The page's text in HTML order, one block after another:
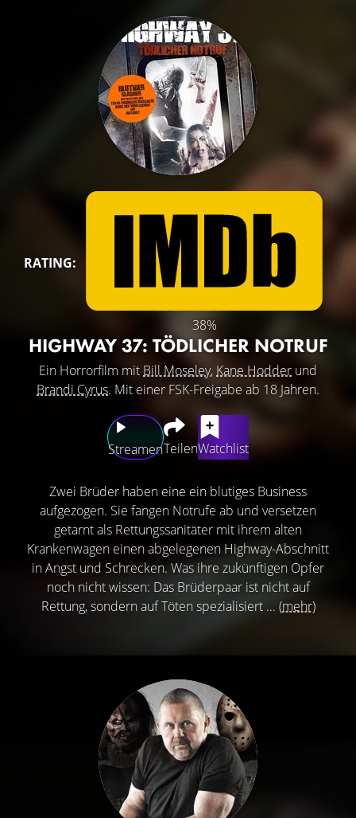
RATING:
38%
HIGHWAY 37: TÖDLICHER NOTRUF
Ein Horrorfilm mit Bill Moseley, Kane Hodder und
Brandi Cyrus. Mit einer FSK-Freigabe ab 18 Jahren.
StreamenTeilenWatchlist
Zwei Brüder haben eine ein blutiges Business
aufgezogen. Sie fangen Notrufe ab und versetzen
getarnt als Rettungssanitäter mit ihrem alten
Krankenwagen einen abgelegenen Highway-Abschnitt
in Angst und Schrecken. Was ihre zukünftigen Opfer
noch nicht wissen: Das Brüderpaar ist nicht auf
Rettung, sondern auf Töten spezialisiert ... (mehr)